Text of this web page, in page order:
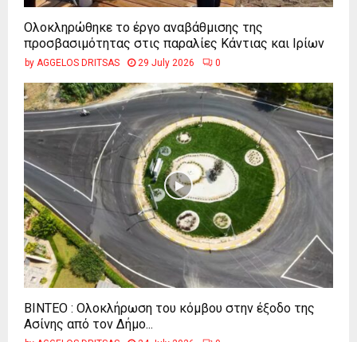
Ολοκληρώθηκε το έργο αναβάθμισης της
προσβασιμότητας στις παραλίες Κάντιας και Ιρίων
by AGGELOS DRITSAS 29 July 2026 0
ΒΙΝΤΕΟ : Ολοκλήρωση του κόμβου στην έξοδο της
Ασίνης από τον Δήμο...